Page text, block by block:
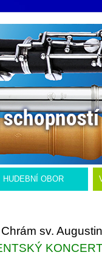
HUDEBNÍ OBOR
sv.